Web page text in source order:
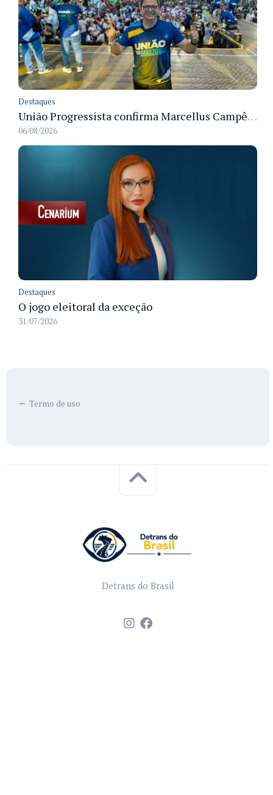
Destaques
União Progressista confirma Marcellus Campêlo como candidato a deputado estadual
06/08/2026
Destaques
O jogo eleitoral da exceção
31/07/2026
Termo de uso
Detrans do Brasil